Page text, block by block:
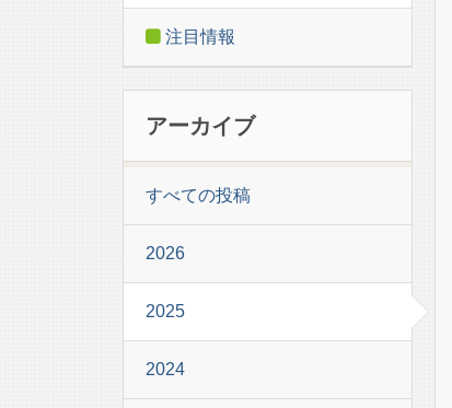
注目情報
アーカイブ
すべての投稿
2026
2025
2024